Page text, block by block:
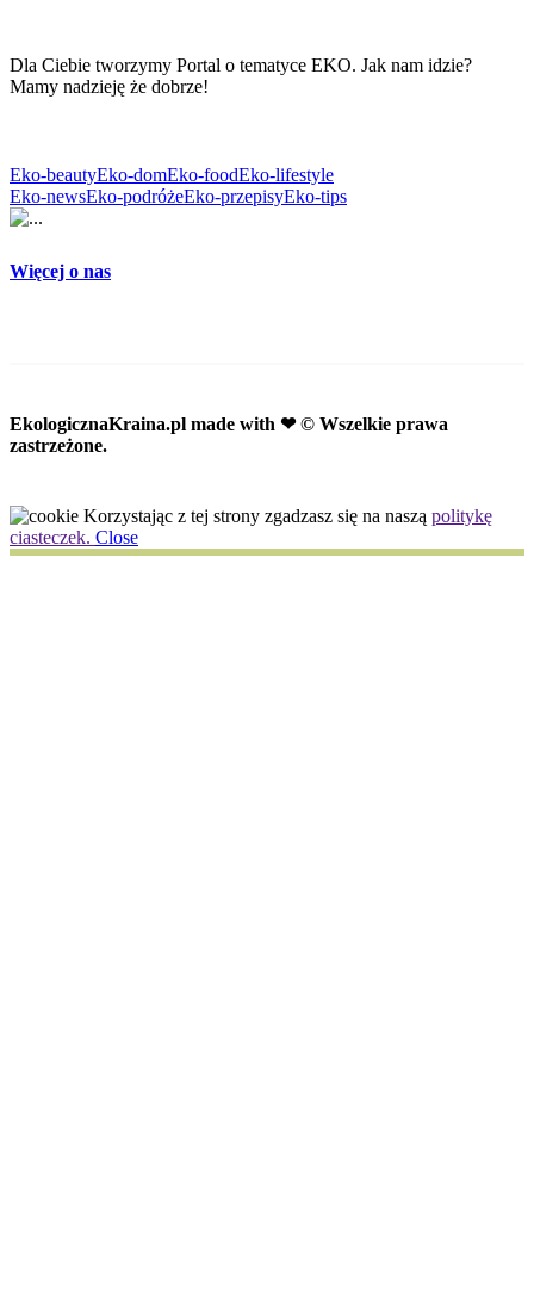
Dla Ciebie tworzymy Portal o tematyce EKO. Jak nam idzie?
Mamy nadzieję że dobrze!
Eko-beautyEko-domEko-foodEko-lifestyle
Eko-newsEko-podróżeEko-przepisyEko-tips
Więcej o nas
EkologicznaKraina.pl made with ❤ © Wszelkie prawa
zastrzeżone.
Korzystając z tej strony zgadzasz się na naszą politykę
ciasteczek. Close